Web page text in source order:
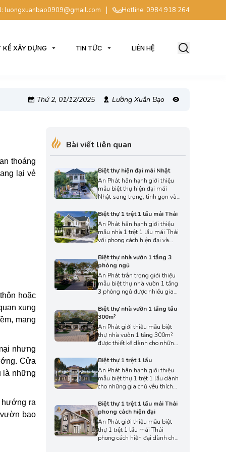
luongxuanbao0909@gmail.com Hotline: 0984 918 264
KẾ XÂY DỰNG TIN TỨC LIÊN HỆ
Thứ 2, 01/12/2025 Lường Xuân Bạo
thoáng
lại vẻ
hoặc
xung
mang
nhưng
Cửa
là những
hướng ra
bao
Bài viết liên quan
Biệt thự hiện đại mái Nhật
An Phát hân hạnh giới thiệu
mẫu biệt thự hiện đại mái
Nhật sang trọng, tinh gọn và
được phát triển theo phong
cách riêng của đội ngũ kiến
trúc sư An Phát, mang đến
không gian sống thanh thoát
và truyền cảm hứng cho gia
chủ yêu nét tinh tế hiện đại.
Biệt thự 1 trệt 1 lầu mái Thái
An Phát hân hạnh giới thiệu
mẫu nhà 1 trệt 1 lầu mái Thái
với phong cách hiện đại và
của nhiều gia đình Việt. Thiết
kế chú trọng không gian
thoáng mở, bố cục hợp lý và
thẩm mỹ bền vững, mang đến
trải nghiệm sống tiện nghi và
hài hòa theo thời gian.
Biệt thự nhà vườn 1 tầng 3
phòng ngủ
An Phát trân trọng giới thiệu
mẫu biệt thự nhà vườn 1 tầng
3 phòng ngủ được nhiều gia
thoáng đãng và phù hợp với
lối sống gắn kết thiên nhiên.
Với thiết kế không gian mở,
tầm nhìn rộng và sự hòa hợp
với cảnh quan xanh mát,
mang đến cảm giác thư thái
cho cả gia đình.
Biệt thự nhà vườn 1 tầng lầu
300m²
An Phát giới thiệu mẫu biệt
thự nhà vườn 1 tầng 300m²
được thiết kế dành cho những
cao không gian sống gần gũi
thiên nhiên. Với diện tích
thoáng rộng, công trình tạo
nên bố cục mở kết nối hài hòa,
mang đến cảm giác thoải mái
ngay từ khi bước vào.
Biệt thự 1 trệt 1 lầu
An Phát hân hạnh giới thiệu
mẫu biệt thự 1 trệt 1 lầu dành
cho những gia chủ yêu thích
sang trọng nhưng vẫn muốn
giữ sự thoáng mở và hài hòa
với thiên nhiên. Nhà được thiết
kế theo phong cách hiện đại,
đường nét thanh thoát, tạo
nên tổng thể vừa nổi bật vừa
Biệt thự 1 trệt 1 lầu mái Thái
phong cách hiện đại
An Phát giới thiệu mẫu biệt
thự 1 trệt 1 lầu mái Thái
phong cách hiện đại dành cho